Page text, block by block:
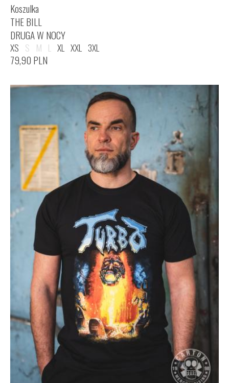
Koszulka
THE BILL
DRUGA W NOCY
XS S M L XL XXL 3XL
79,90 PLN